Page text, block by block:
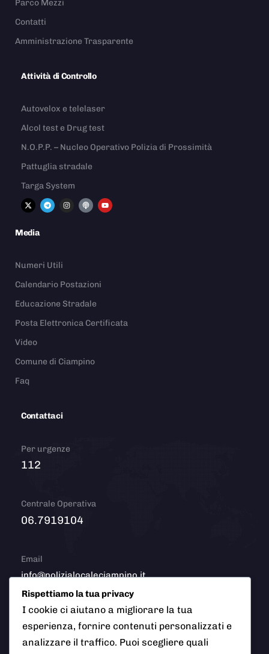
Parco Mezzi
Contatti
Amministrazione Trasparente
Attività di Controllo
Autovelox e telelaser
Alcol test e Drug test
N.O.P.P. – Nucleo Operativo Polizia di Prossimità
Pattuglia stradale
Targa System
Media
Numeri Utili
Calendario Postazioni
Educazione Stradale
Posta Elettronica Certificata
Video
Comune di Ciampino
Faq
Contattaci
Per urgenze
112
Centrale Operativa
06.7919104
Email
info@polizialocaleciampino.it
© 2026 Polizia Locale del Comune di Ciampino (Roma). Tutti
i diritti riservati
Rispettiamo la tua privacy
I cookie ci aiutano a migliorare la tua
esperienza, fornire contenuti personalizzati e
analizzare il traffico. Puoi scegliere quali